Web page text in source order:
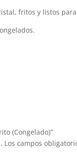
fritos y listos
(Congelado)”
Los campos